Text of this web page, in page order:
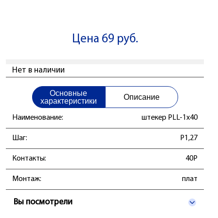
Цена 69 руб.
Нет в наличии
Основные
характеристики
Описание
Наименование: штекер PLL-1x40
Шаг: P1,27
Контакты: 40P
Монтаж: плат
Вы посмотрели